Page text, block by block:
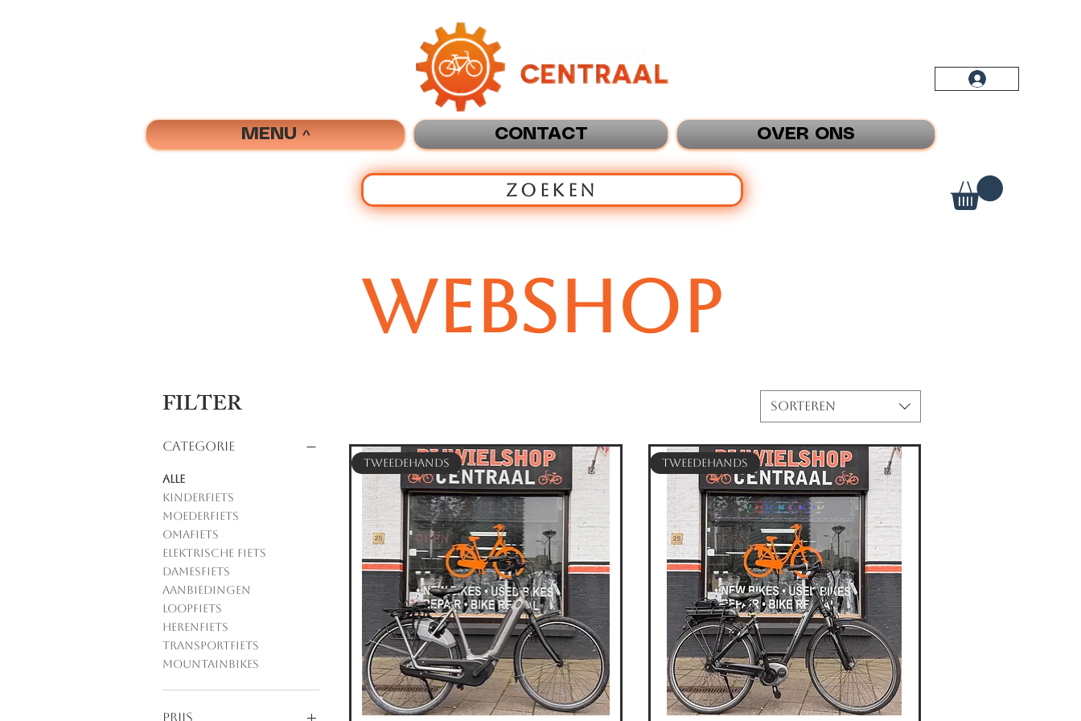
MENU ^ CONTACT OVER ONS
ZOEKEN
WEBSHOP
FILTER
Categorie
Alle
Kinderfiets
Moederfiets
Omafiets
Elektrische Fiets
Damesfiets
Aanbiedingen
Loopfiets
Herenfiets
Transportfiets
Mountainbikes
Prijs
SORTEREN
Tweedehands Tweedehands